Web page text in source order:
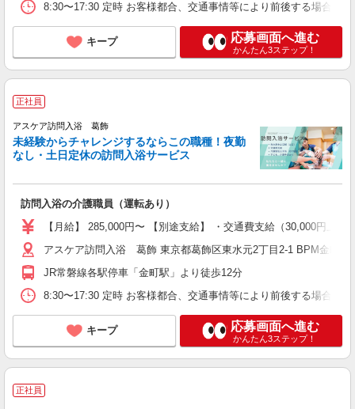
8:30〜17:30 定時 お客様都合、交通事情等により前後する場合あ
キープ 応募画面へ進む
かんたん3ステップ！
正社員
アスケア訪問入浴 葛飾
未経験からチャレンジするならこの職種！夜勤
なし・土日定休の訪問入浴サービス
訪問入浴の介護職員（運転あり）
【月給】 285,000円〜 【別途支給】 ・交通費支給（30,000円上
アスケア訪問入浴 葛飾 東京都葛飾区東水元2丁目2-1 BPM金町1階
JR常磐線各駅停車「金町駅」より徒歩12分
8:30〜17:30 定時 お客様都合、交通事情等により前後する場合あ
キープ 応募画面へ進む
かんたん3ステップ！
正社員